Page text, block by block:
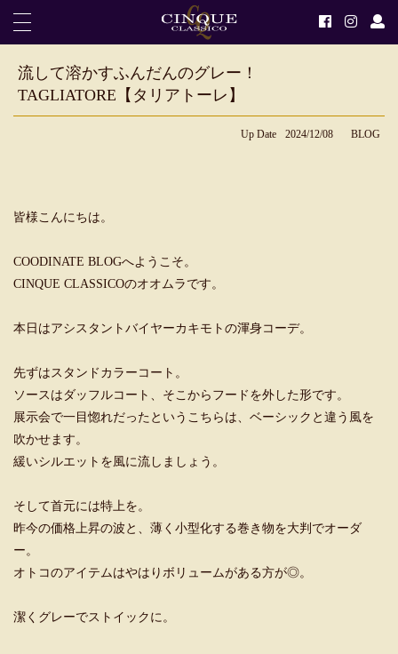
流して溶かすふんだんのグレー！
TAGLIATORE【タリアトーレ】
Up Date 2024/12/08 BLOG
皆様こんにちは。
COODINATE BLOGへようこそ。
CINQUE CLASSICOのオオムラです。
本日はアシスタントバイヤーカキモトの渾身コーデ。
先ずはスタンドカラーコート。
ソースはダッフルコート、そこからフードを外した形です。
展示会で一目惚れだったというこちらは、ベーシックと違う風を
吹かせます。
緩いシルエットを風に流しましょう。
そして首元には特上を。
昨今の価格上昇の波と、薄く小型化する巻き物を大判でオーダ
ー。
オトコのアイテムはやはりボリュームがある方が◎。
潔くグレーでストイックに。